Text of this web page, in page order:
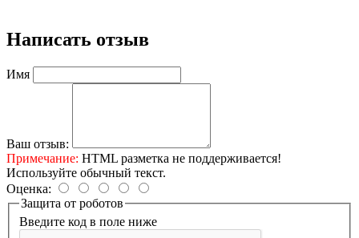
Написать отзыв
Имя
Ваш отзыв:
Примечание: HTML разметка не поддерживается!
Используйте обычный текст.
Оценка:
Защита от роботов
Введите код в поле ниже